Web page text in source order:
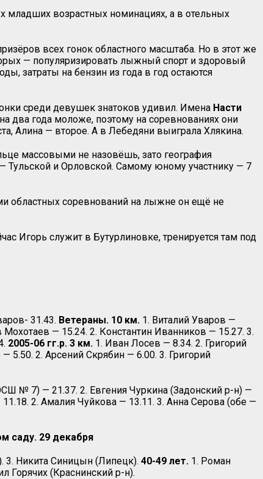
младших возрастных номинациях, а в отельных
всех гонок областного масштаба. Но в этот же
— популяризировать лыжный спорт и здоровый
затраты на бензин из года в год остаются
среди девушек знатоков удивил. Имена Насти
два года моложе, поэтому на соревнованиях они
Алина — второе. А в Лебедяни выиграла Хлякина.
массовыми не назовёшь, зато география
Тульской и Орловской. Самому юному участнику — 7
областных соревнований на лыжне он ещё не
Игорь служит в Бутурлиновке, тренируется там под
31.43. Ветераны. 10 км. 1. Виталий Уваров —
Мохотаев — 15.24. 2. Константин Иванников — 15.27. 3.
2005-06 гг.р. 3 км. 1. Иван Лосев — 8.34. 2. Григорий
5.50. 2. Арсений Скрябин — 6.00. 3. Григорий
№ 7) — 21.37. 2. Евгения Чуркина (Задонский р-н) —
2. Амалия Чуйкова — 13.11. 3. Анна Серова (обе —
саду. 29 декабря
3. Никита Синицын (Липецк). 40-49 лет. 1. Роман
Горячих (Краснинский р-н).